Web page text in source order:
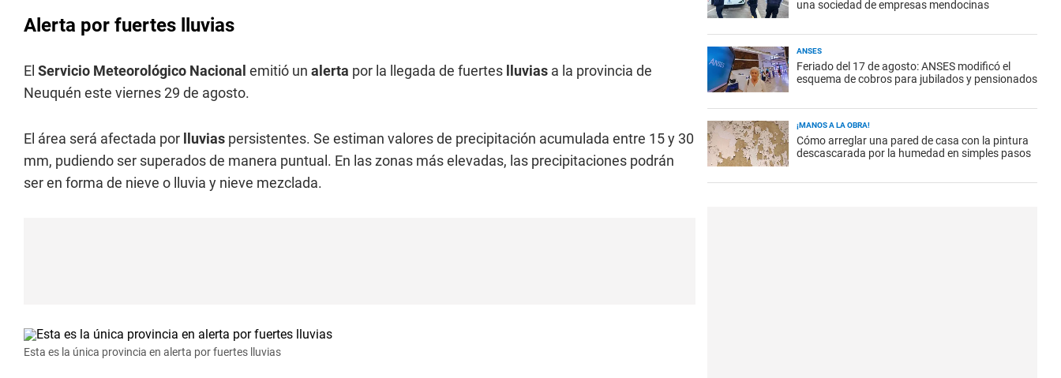
Alerta por fuertes lluvias
El Servicio Meteorológico Nacional emitió un alerta por la llegada de fuertes lluvias a la provincia de
Neuquén este viernes 29 de agosto.
El área será afectada por lluvias persistentes. Se estiman valores de precipitación acumulada entre 15 y 30
mm, pudiendo ser superados de manera puntual. En las zonas más elevadas, las precipitaciones podrán
ser en forma de nieve o lluvia y nieve mezclada.
Esta es la única provincia en alerta por fuertes lluvias
una sociedad de empresas mendocinas
ANSES
Feriado del 17 de agosto: ANSES modificó el
esquema de cobros para jubilados y pensionados
¡MANOS A LA OBRA!
Cómo arreglar una pared de casa con la pintura
descascarada por la humedad en simples pasos